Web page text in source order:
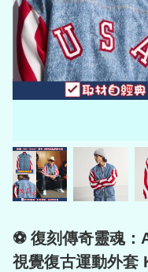
⚽️ 復刻傳奇靈魂
視覺復古運動外套